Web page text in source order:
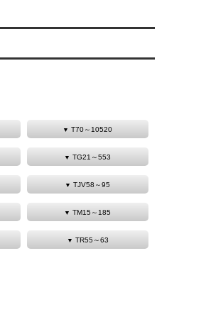
T70～10520
TG21～553
TJV58～95
TM15～185
TR55～63